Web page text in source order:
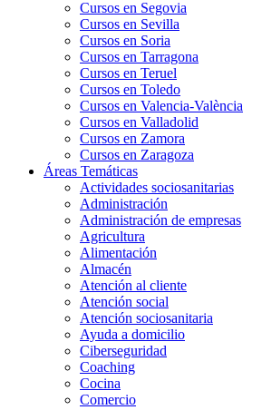
Cursos en Segovia
Cursos en Sevilla
Cursos en Soria
Cursos en Tarragona
Cursos en Teruel
Cursos en Toledo
Cursos en Valencia-València
Cursos en Valladolid
Cursos en Zamora
Cursos en Zaragoza
Áreas Temáticas
Actividades sociosanitarias
Administración
Administración de empresas
Agricultura
Alimentación
Almacén
Atención al cliente
Atención social
Atención sociosanitaria
Ayuda a domicilio
Ciberseguridad
Coaching
Cocina
Comercio